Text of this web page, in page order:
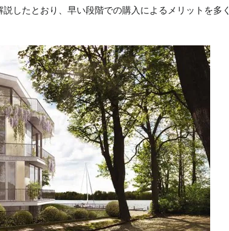
説したとおり、早い段階での購入によるメリットを多く